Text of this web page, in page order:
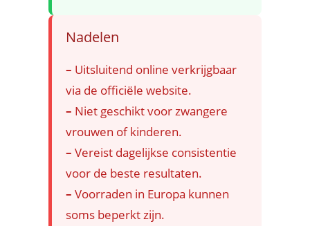
Nadelen
– Uitsluitend online verkrijgbaar
via de officiële website.
– Niet geschikt voor zwangere
vrouwen of kinderen.
– Vereist dagelijkse consistentie
voor de beste resultaten.
– Voorraden in Europa kunnen
soms beperkt zijn.